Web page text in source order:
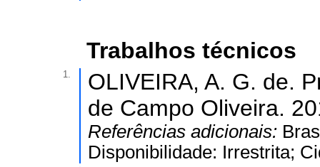
Trabalhos técnicos
1.
OLIVEIRA, A. G. de.
de Campo Oliveira.
Referências adicionais:
Disponibilidade: Irrestrita;